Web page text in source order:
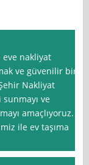
eve nakliyat
ve güvenilir bir
Nakliyat
ve
amaçlıyoruz.
ile ev taşıma